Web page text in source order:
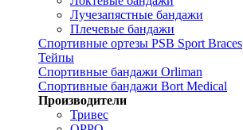
Лучезапястные бандажи
Плечевые бандажи
Спортивные ортезы PSB Sport Braces
Тейпы
Спортивные бандажи Orliman
Спортивные бандажи Bort Medical
Производители
Тривес